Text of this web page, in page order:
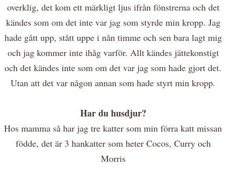
overklig, det kom ett märkligt ljus ifrån fönstrerna och det
kändes som om det inte var jag som styrde min kropp. Jag
hade gått upp, stått uppe i nån timme och sen bara lagt mig
och jag kommer inte ihåg varför. Allt kändes jättekonstigt
och det kändes inte som om det var jag som hade gjort det.
Utan att det var någon annan som hade styrt min kropp.
Har du husdjur?
Hos mamma så har jag tre katter som min förra katt missan
födde, det är 3 hankatter som heter Cocos, Curry och
Morris